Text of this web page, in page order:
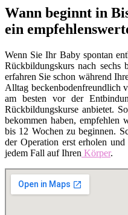
Wann beginnt in
ein
Wenn Sie Ihr Baby spontan
Rückbildungskurs nach sechs
erfahren Sie schon während
Alltag beckenbodenfreundlich
am besten vor der
Rückbildungskurse anbietet.
bekommen haben, empfehlen
bis 12 Wochen zu beginnen.
der Operation erst erholen
jedem Fall auf Ihren Körper.